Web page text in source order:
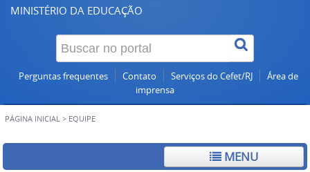
MINISTÉRIO DA EDUCAÇÃO
Perguntas frequentes Contato Serviços do Cefet/RJ
Área de
imprensa
PÁGINA INICIAL > EQUIPE
MENU